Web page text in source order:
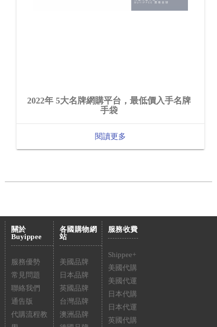
2022年 5大名牌網購平台，最低價入手名牌
手袋
閱讀更多
關於
Buyippee
服務優勢
常見問題
聯絡我們
通告版
代購流程教
各國購物網
站
美國品牌
日本品牌
英國品牌
台灣品牌
澳洲品牌
服務收費
Shippee+
美國代購
美國代運
日本代購
日本代運
英國代購